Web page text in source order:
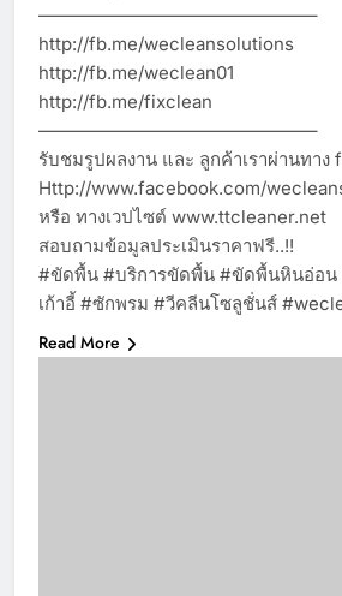
———————————————–
http://fb.me/wecleansolutions
http://fb.me/weclean01
http://fb.me/fixclean
———————————————–
รับชมรูปผลงาน และ ลูกค้าเราผ่านทาง
Http://www.facebook.com/
หรือ ทางเวปไซต์ www.ttcleaner.net
สอบถามข้อมูลประเมินราคาฟรี..!!
#ขัดพื้น #บริการขัดพื้น #ขัดพื้นหินอ่อ
เก้าอี้ #ซักพรม #วีคลีนโซลูชั่นส์
Read More